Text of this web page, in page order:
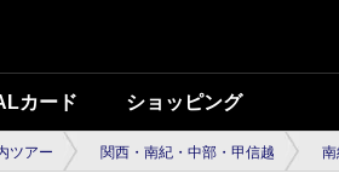
カード ショッピング
ツアー 関西・南紀・中部・甲信越